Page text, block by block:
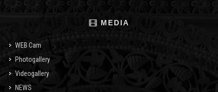
MEDIA
WEB Cam
Photogallery
Videogallery
NEWS